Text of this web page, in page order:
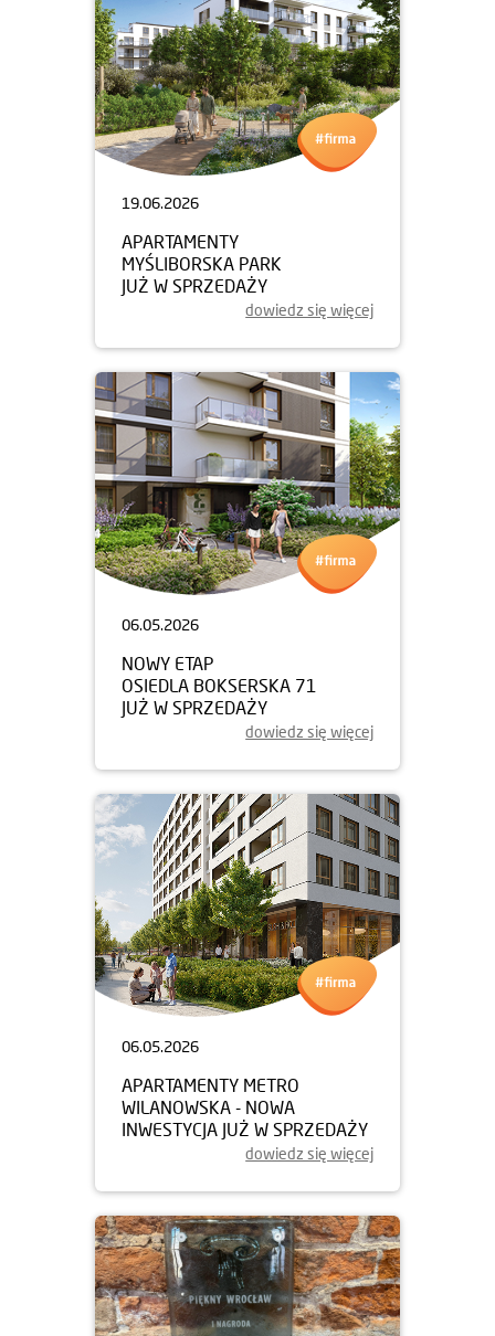
19.06.2026
APARTAMENTY
MYŚLIBORSKA PARK
JUŻ W SPRZEDAŻY
dowiedz się więcej
06.05.2026
NOWY ETAP
OSIEDLA BOKSERSKA 71
JUŻ W SPRZEDAŻY
dowiedz się więcej
06.05.2026
APARTAMENTY METRO
WILANOWSKA - NOWA
INWESTYCJA JUŻ W SPRZEDAŻY
dowiedz się więcej